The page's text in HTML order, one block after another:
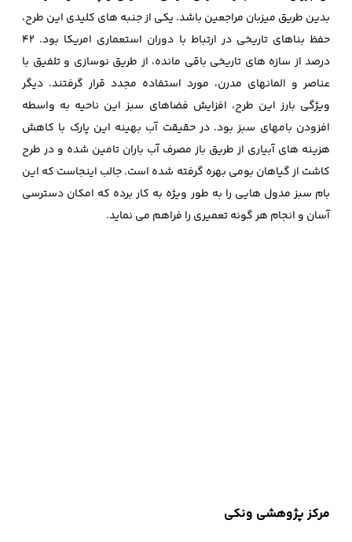
بدین طریق میزبان مراجعین باشد. یکی از جنبه های کلیدی این طرح،
حفظ بناهای تاریخی در ارتباط با دوران استعماری امریکا بود. 42
درصد از سازه های تاریخی باقی مانده، از طریق نوسازی و تلفیق با
عناصر و المانهای مدرن، مورد استفاده مجدد قرار گرفتند. دیگر
ویژگی بارز این طرح، افزایش فضاهای سبز این ناحیه به واسطه
افزودن بامهای سبز بود. در حقیقت آب بهینه این پارک با کاهش
هزینه های آبیاری از طریق باز مصرف آب باران تامین شده و در طرح
کاشت از گیاهان بومی بهره گرفته شده است. جالب اینجاست که این
بام سبز مدول هایی را به طور ویژه به کار برده که امکان دسترسی
آسان و انجام هر گونه تعمیری را فراهم می نماید.
مرکز پژوهشی ونکی